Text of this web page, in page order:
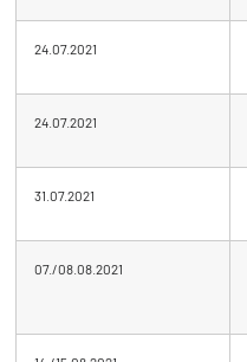
24.07.2021
24.07.2021
31.07.2021
07./08.08.2021